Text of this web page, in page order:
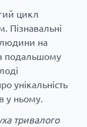
цикл
Пізнавальні
людини на
подальшому
унікальність
у ньому.
тривалого